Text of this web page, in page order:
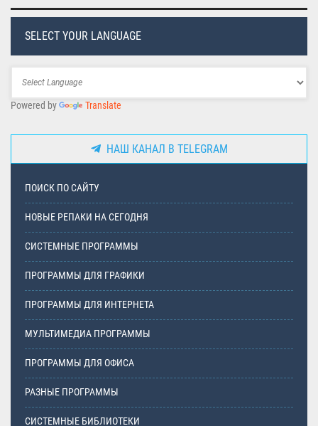
SELECT YOUR LANGUAGE
Powered by Translate
НАШ КАНАЛ В TELEGRAM
ПОИСК ПО САЙТУ
НОВЫЕ РЕПАКИ НА СЕГОДНЯ
СИСТЕМНЫЕ ПРОГРАММЫ
ПРОГРАММЫ ДЛЯ ГРАФИКИ
ПРОГРАММЫ ДЛЯ ИНТЕРНЕТА
МУЛЬТИМЕДИА ПРОГРАММЫ
ПРОГРАММЫ ДЛЯ ОФИСА
РАЗНЫЕ ПРОГРАММЫ
СИСТЕМНЫЕ БИБЛИОТЕКИ